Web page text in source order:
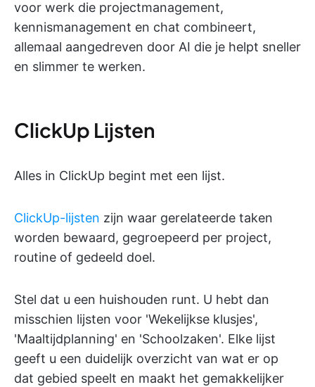
voor werk die projectmanagement,
kennismanagement en chat combineert,
allemaal aangedreven door AI die je helpt sneller
en slimmer te werken.
ClickUp Lijsten
Alles in ClickUp begint met een lijst.
ClickUp-lijsten zijn waar gerelateerde taken
worden bewaard, gegroepeerd per project,
routine of gedeeld doel.
Stel dat u een huishouden runt. U hebt dan
misschien lijsten voor 'Wekelijkse klusjes',
'Maaltijdplanning' en 'Schoolzaken'. Elke lijst
geeft u een duidelijk overzicht van wat er op
dat gebied speelt en maakt het gemakkelijker